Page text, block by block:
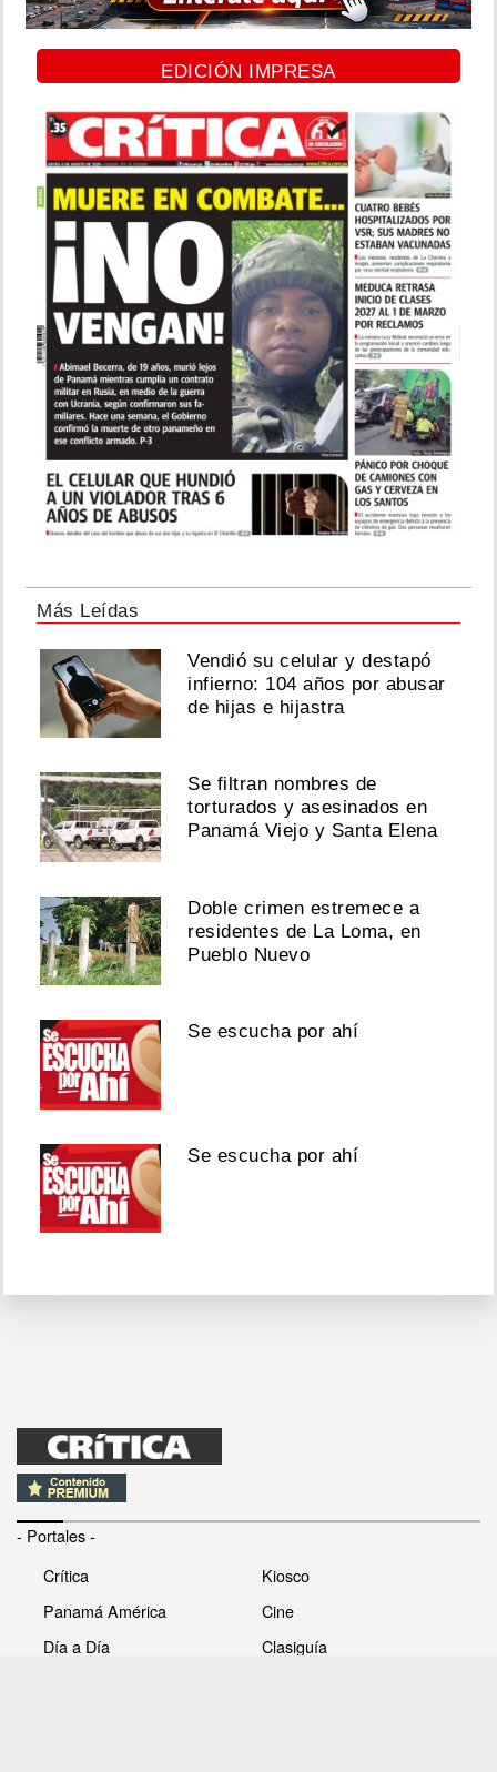
EDICIÓN IMPRESA
Más Leídas
Vendió su celular y destapó
infierno: 104 años por abusar
de hijas e hijastra
Se filtran nombres de
torturados y asesinados en
Panamá Viejo y Santa Elena
Doble crimen estremece a
residentes de La Loma, en
Pueblo Nuevo
Se escucha por ahí
Se escucha por ahí
- Portales -
Crítica
Panamá América
Día a Día
Kiosco
Cine
Clasiguía